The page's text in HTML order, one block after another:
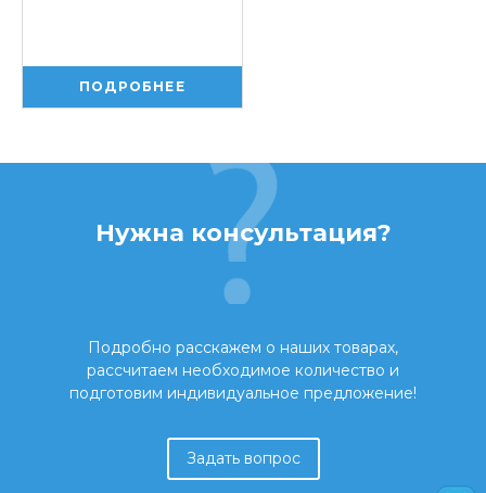
ПОДРОБНЕЕ
Нужна консультация?
Подробно расскажем о наших товарах,
рассчитаем необходимое количество и
подготовим индивидуальное предложение!
Задать вопрос